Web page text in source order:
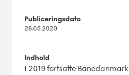
Publiceringsdato
26.05.2020
Indhold
I 2019 fortsatte